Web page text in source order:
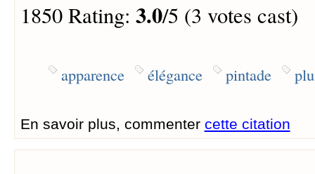
1850 Rating: 3.0/5 (3 votes cast)
apparence élégance pintade
En savoir plus, commenter cette citation